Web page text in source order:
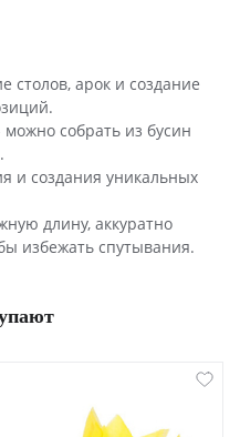
столов, арок и создание
собрать из бусин
и создания уникальных
длину, аккуратно
избежать спутывания.